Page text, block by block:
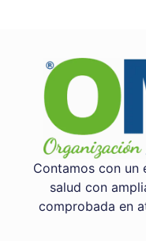
Contamos con un
salud con
comprobada en